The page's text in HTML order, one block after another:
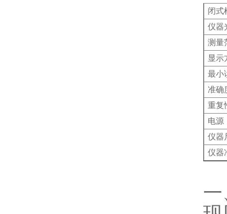
闭式
仪器
测量
显示
最小
准确
重复
电源
仪器
仪器